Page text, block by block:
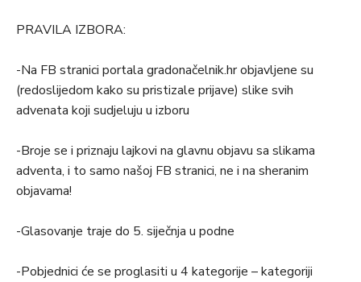
PRAVILA IZBORA:
-Na FB stranici portala gradonačelnik.hr objavljene su
(redoslijedom kako su pristizale prijave) slike svih
advenata koji sudjeluju u izboru
-Broje se i priznaju lajkovi na glavnu objavu sa slikama
adventa, i to samo našoj FB stranici, ne i na sheranim
objavama!
-Glasovanje traje do 5. siječnja u podne
-Pobjednici će se proglasiti u 4 kategorije – kategoriji